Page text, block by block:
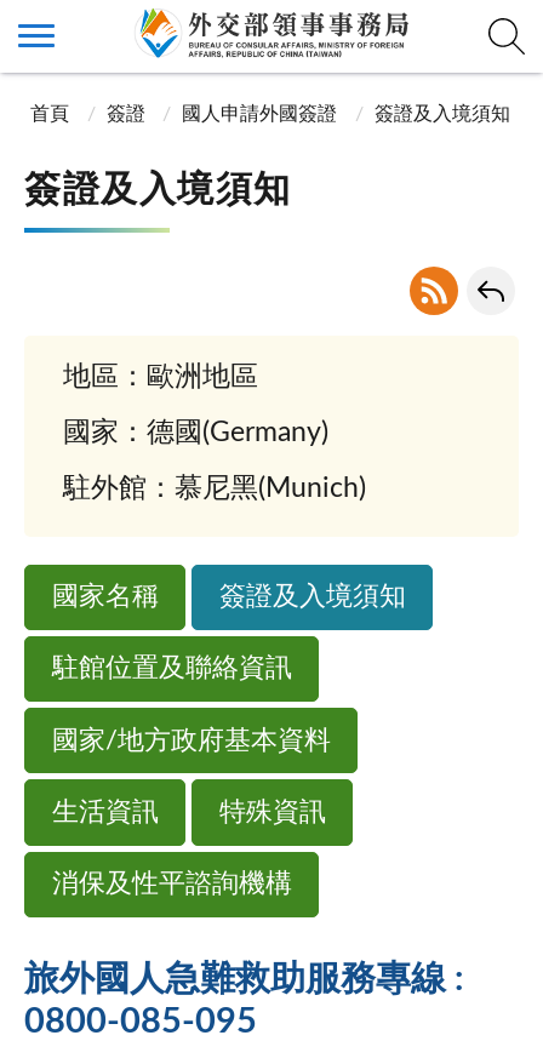
首頁 簽證 國人申請外國簽證 簽證及入境須知
簽證及入境須知
地區：歐洲地區
國家：德國(Germany)
駐外館：慕尼黑(Munich)
國家名稱 簽證及入境須知
駐館位置及聯絡資訊
國家/地方政府基本資料
生活資訊 特殊資訊
消保及性平諮詢機構
旅外國人急難救助服務專線 :
0800-085-095